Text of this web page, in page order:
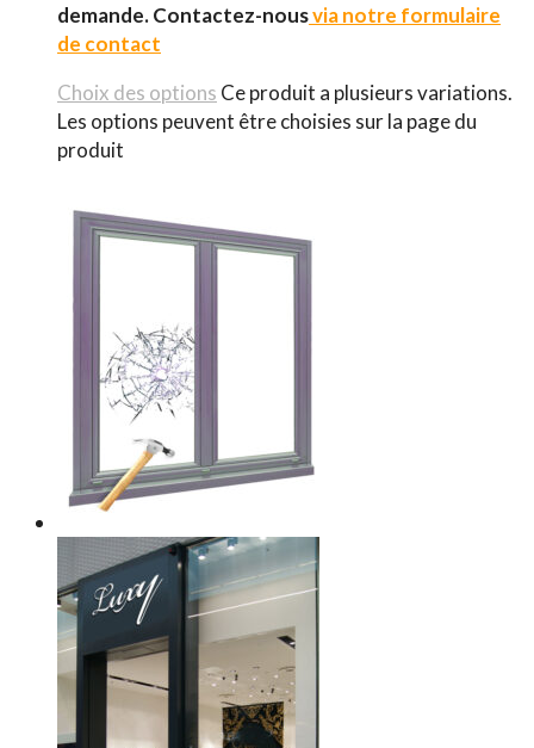
demande.Contactez-nousvia notre formulaire
de contact
Choix des options Ce produit a plusieurs variations.
Les options peuvent être choisies sur la page du
produit